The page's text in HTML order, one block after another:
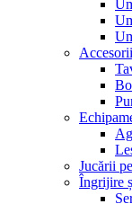
Jucării
Îngrijire